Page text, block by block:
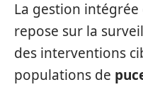
La gestion intégrée
repose sur la
des interventions
populations de